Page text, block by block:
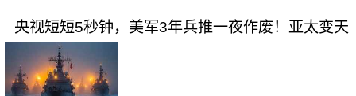
央视短短5秒钟，美军3年兵推一夜作废！亚太变天